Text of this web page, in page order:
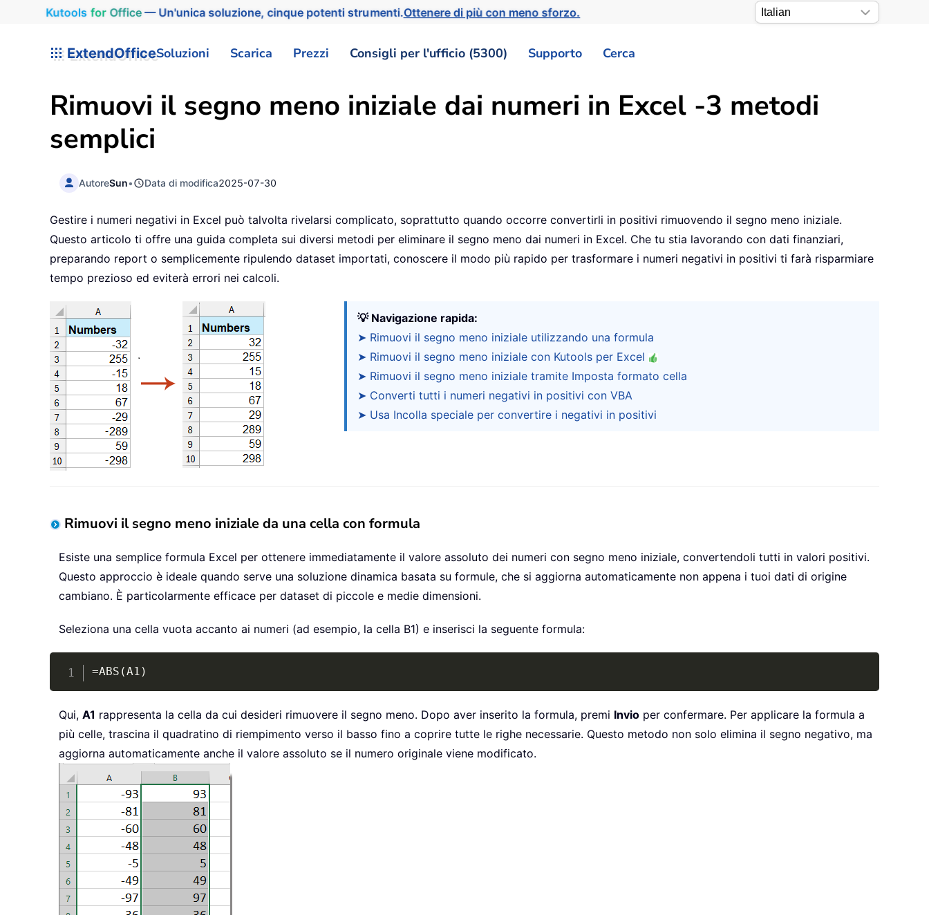
Kutools for Office— Un'unica soluzione, cinque potenti strumenti.Ottenere di più con meno sforzo.
ExtendOfficeSoluzioni Scarica Prezzi Consigli per l'ufficio (5300) Supporto Cerca
Rimuovi il segno meno iniziale dai numeri in Excel -3 metodi
semplici
AutoreSun• Data di modifica2025-07-30
Gestire i numeri negativi in Excel può talvolta rivelarsi complicato, soprattutto quando occorre convertirli in positivi rimuovendo il segno meno iniziale.
Questo articolo ti offre una guida completa sui diversi metodi per eliminare il segno meno dai numeri in Excel. Che tu stia lavorando con dati finanziari,
preparando report o semplicemente ripulendo dataset importati, conoscere il modo più rapido per trasformare i numeri negativi in positivi ti farà risparmiare
tempo prezioso ed eviterà errori nei calcoli.
💡 Navigazione rapida:
➤ Rimuovi il segno meno iniziale utilizzando una formula
➤ Rimuovi il segno meno iniziale con Kutools per Excel
➤ Rimuovi il segno meno iniziale tramite Imposta formato cella
➤ Converti tutti i numeri negativi in positivi con VBA
➤ Usa Incolla speciale per convertire i negativi in positivi
Rimuovi il segno meno iniziale da una cella con formula
Esiste una semplice formula Excel per ottenere immediatamente il valore assoluto dei numeri con segno meno iniziale, convertendoli tutti in valori positivi.
Questo approccio è ideale quando serve una soluzione dinamica basata su formule, che si aggiorna automaticamente non appena i tuoi dati di origine
cambiano. È particolarmente efficace per dataset di piccole e medie dimensioni.
Seleziona una cella vuota accanto ai numeri (ad esempio, la cella B1) e inserisci la seguente formula:
=ABS(A1)
Qui, A1 rappresenta la cella da cui desideri rimuovere il segno meno. Dopo aver inserito la formula, premi Invio per confermare. Per applicare la formula a
più celle, trascina il quadratino di riempimento verso il basso fino a coprire tutte le righe necessarie. Questo metodo non solo elimina il segno negativo, ma
aggiorna automaticamente anche il valore assoluto se il numero originale viene modificato.